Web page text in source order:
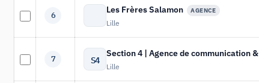
6
Les Frères Salamon AGENCE
Lille
7 S4 Section 4 | Agence de communication &
Lille